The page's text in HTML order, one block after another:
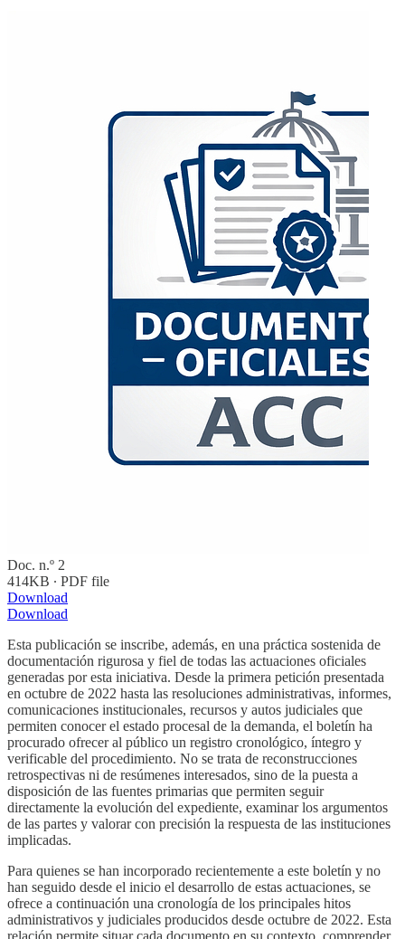
Doc. n.º 2
414KB ∙ PDF file
Download
Download
Esta publicación se inscribe, además, en una práctica sostenida de
documentación rigurosa y fiel de todas las actuaciones oficiales
generadas por esta iniciativa. Desde la primera petición presentada
en octubre de 2022 hasta las resoluciones administrativas, informes,
comunicaciones institucionales, recursos y autos judiciales que
permiten conocer el estado procesal de la demanda, el boletín ha
procurado ofrecer al público un registro cronológico, íntegro y
verificable del procedimiento. No se trata de reconstrucciones
retrospectivas ni de resúmenes interesados, sino de la puesta a
disposición de las fuentes primarias que permiten seguir
directamente la evolución del expediente, examinar los argumentos
de las partes y valorar con precisión la respuesta de las instituciones
implicadas.
Para quienes se han incorporado recientemente a este boletín y no
han seguido desde el inicio el desarrollo de estas actuaciones, se
ofrece a continuación una cronología de los principales hitos
administrativos y judiciales producidos desde octubre de 2022. Esta
relación permite situar cada documento en su contexto, comprender